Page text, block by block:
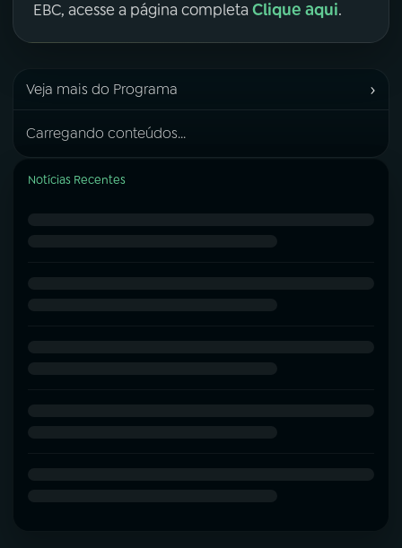
EBC, acesse a página completa Clique aqui.
Veja mais do Programa ›
Carregando conteúdos...
Notícias Recentes